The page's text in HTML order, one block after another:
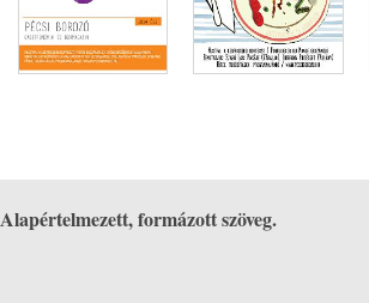
Alapértelmezett, formázott szöveg.